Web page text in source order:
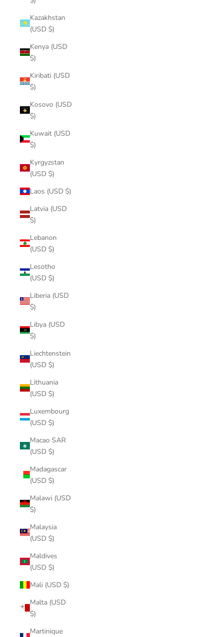
Kazakhstan
(USD $)
Kenya (USD
$)
Kiribati (USD
$)
Kosovo (USD
$)
Kuwait (USD
$)
Kyrgyzstan
(USD $)
Laos (USD $)
Latvia (USD
$)
Lebanon
(USD $)
Lesotho
(USD $)
Liberia (USD
$)
Libya (USD
$)
Liechtenstein
(USD $)
Lithuania
(USD $)
Luxembourg
(USD $)
Macao SAR
(USD $)
Madagascar
(USD $)
Malawi (USD
$)
Malaysia
(USD $)
Maldives
(USD $)
Mali (USD $)
Malta (USD
$)
Martinique